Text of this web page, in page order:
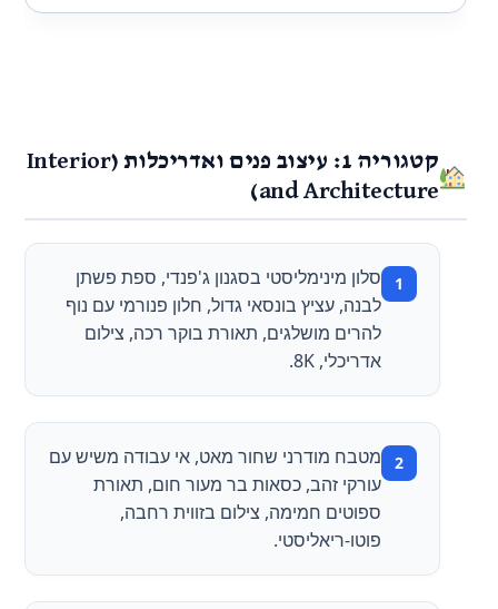
קטגוריה 1: עיצוב פנים ואדריכלות (Interior
and Architecture)
סלון מינימליסטי בסגנון ג'פנדי, ספת פשתן
לבנה, עציץ בונסאי גדול, חלון פנורמי עם נוף
להרים מושלגים, תאורת בוקר רכה, צילום
אדריכלי, 8K.
מטבח מודרני שחור מאט, אי עבודה משיש עם
עורקי זהב, כסאות בר מעור חום, תאורת
ספוטים חמימה, צילום בזווית רחבה,
פוטו-ריאליסטי.